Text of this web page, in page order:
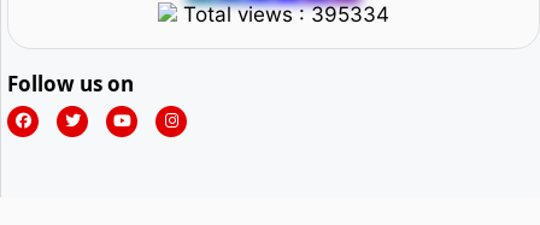
Total views : 395334
Follow us on